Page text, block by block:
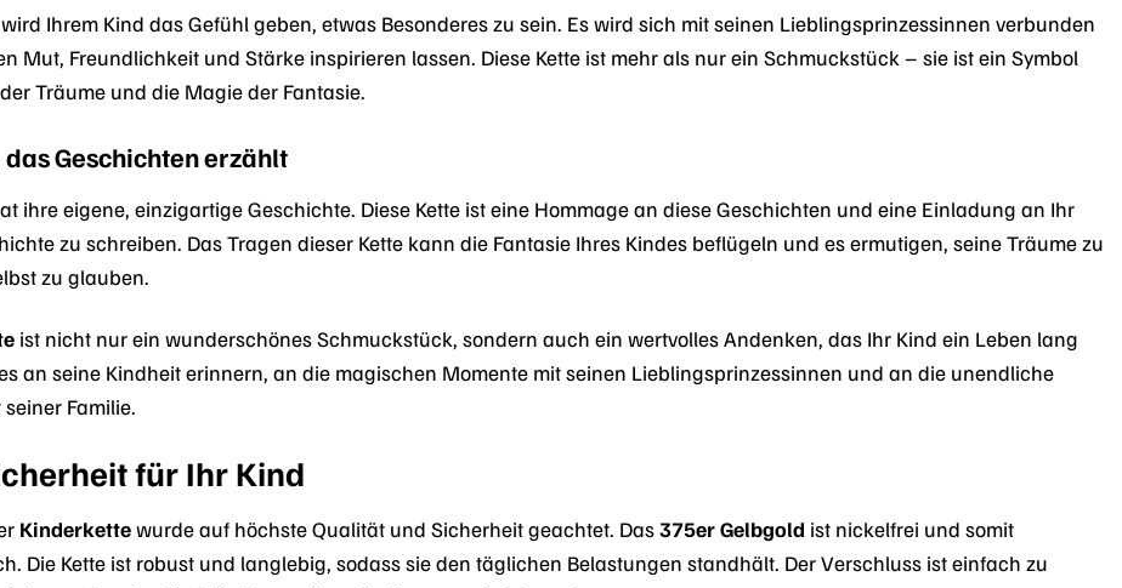
Ihrem Kind das Gefühl geben, etwas Besonderes zu sein. Es wird sich mit seinen Lieblingsprinzessinnen verbunden
Mut, Freundlichkeit und Stärke inspirieren lassen. Diese Kette ist mehr als nur ein Schmuckstück – sie ist ein Symbol
Träume und die Magie der Fantasie.
Geschichten erzählt
ihre eigene, einzigartige Geschichte. Diese Kette ist eine Hommage an diese Geschichten und eine Einladung an Ihr
zu schreiben. Das Tragen dieser Kette kann die Fantasie Ihres Kindes beflügeln und es ermutigen, seine Träume zu
zu glauben.
ist nicht nur ein wunderschönes Schmuckstück, sondern auch ein wertvolles Andenken, das Ihr Kind ein Leben lang
an seine Kindheit erinnern, an die magischen Momente mit seinen Lieblingsprinzessinnen und an die unendliche
Familie.
für Ihr Kind
Kinderkettewurde auf höchste Qualität und Sicherheit geachtet. Das375er Gelbgold ist nickelfrei und somit
Die Kette ist robust und langlebig, sodass sie den täglichen Belastungen standhält. Der Verschluss ist einfach zu